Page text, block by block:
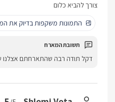
צורך להביא כלום
התמונות משקפות בדיוק את
דקל תודה רבה שהתארחתם אצלנו